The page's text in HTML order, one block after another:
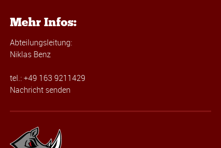
Mehr Infos:
Abteilungsleitung:
Niklas Benz
tel.: +49 163 9211429
Nachricht senden